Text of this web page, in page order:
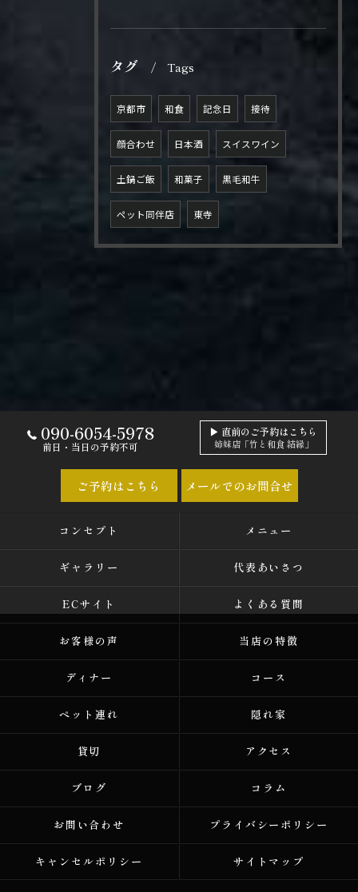
タグ Tags
京都市 和食 記念日 接待
顔合わせ 日本酒 スイスワイン
土鍋ご飯 和菓子 黒毛和牛
ペット同伴店 東寺
090-6054-5978
前日・当日の予約不可
▶ 直前のご予約はこちら
姉妹店「竹と和食 結縁」
ご予約はこちら メールでのお問合せ
コンセプト メニュー
ギャラリー 代表あいさつ
ECサイト よくある質問
お客様の声 当店の特徴
ディナー コース
ペット連れ 隠れ家
貸切 アクセス
ブログ コラム
お問い合わせ プライバシーポリシー
キャンセルポリシー サイトマップ